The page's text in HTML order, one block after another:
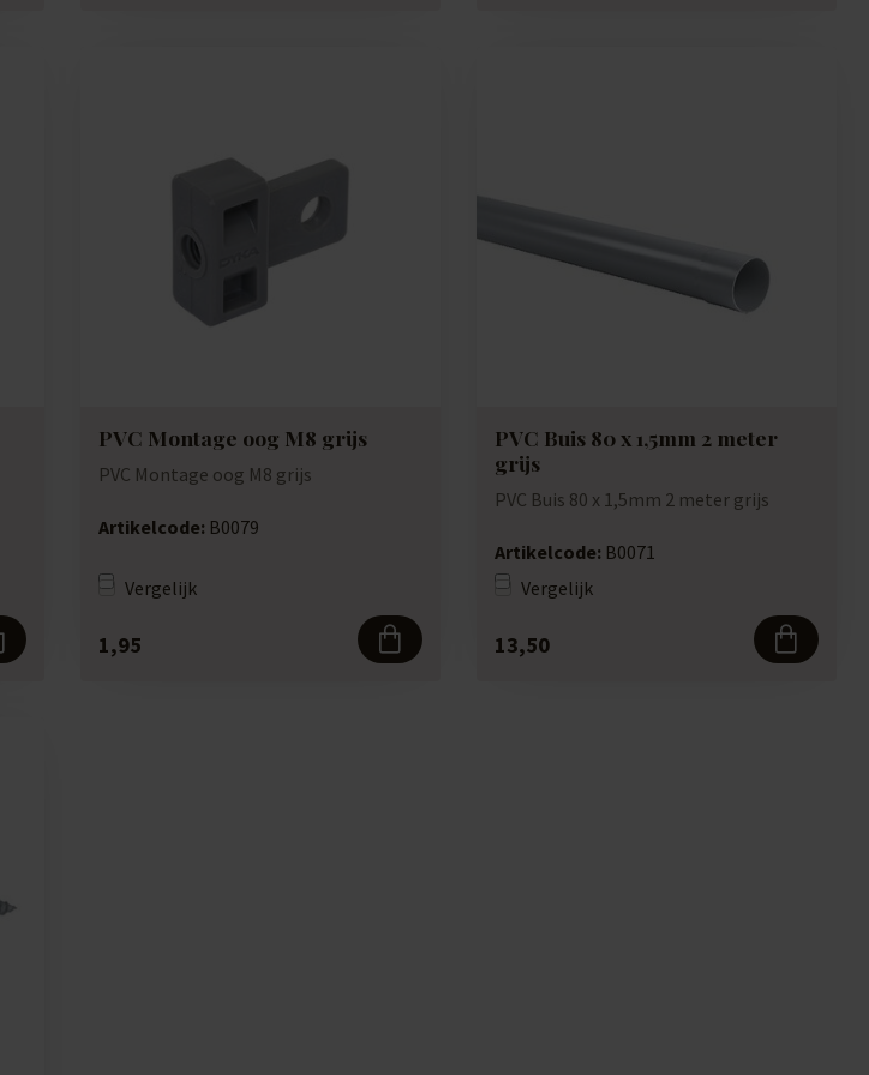
PVC Montage oog M8 grijs
PVC Montage oog M8 grijs
Artikelcode: B0079
Vergelijk
1,95
PVC Buis 80 x 1,5mm 2 meter
grijs
PVC Buis 80 x 1,5mm 2 meter grijs
Artikelcode: B0071
Vergelijk
13,50